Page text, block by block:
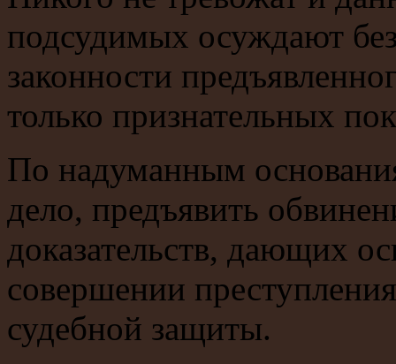
подсудимых осуждают
законности
только признательных
По надуманным
дело, предъявить
доказательств, дающих
совершении
судебной защиты.